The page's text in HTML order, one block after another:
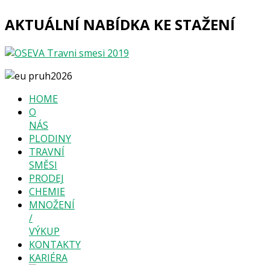
AKTUÁLNÍ NABÍDKA KE STAŽENÍ
HOME
O
NÁS
PLODINY
TRAVNÍ
SMĚSI
PRODEJ
CHEMIE
MNOŽENÍ
/
VÝKUP
KONTAKTY
KARIÉRA